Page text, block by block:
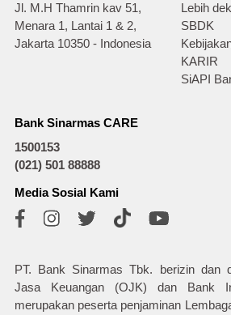
Jl. M.H Thamrin kav 51,
Menara 1, Lantai 1 & 2,
Jakarta 10350 - Indonesia
Lebih
SBDK
KARIR
SiAPI
Bank Sinarmas CARE
1500153
(021) 501 88888
Media Sosial Kami
PT. Bank Sinarmas Tbk. berizin dan
Jasa Keuangan (OJK) dan Bank
merupakan peserta penjaminan